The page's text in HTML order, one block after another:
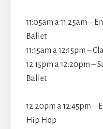
11:05am a 11:25am –
Ballet
11:15am a 12:15pm –
12:15pm a 12:20pm –
Ballet
12:20pm a 12:45pm –
Hip Hop